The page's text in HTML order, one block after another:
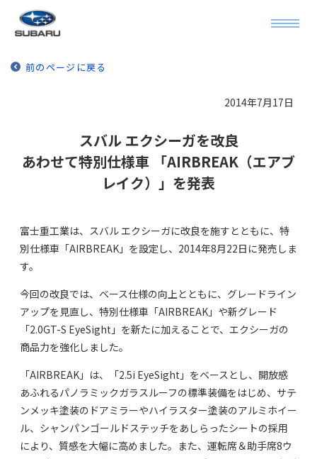
前のページに戻る
2014年7月17日
スバル エクシーガを改良
あわせて特別仕様車 「AIRBREAK（エアブ
レイク）」を発表
富士重工業は、スバル エクシーガに改良を施すとともに、特
別仕様車「AIRBREAK」を設定し、2014年8月22日に発売しま
す。
今回の改良では、ベース仕様の向上とともに、グレードライン
アップを見直し、特別仕様車「AIRBREAK」や新グレード
「2.0GT-S EyeSight」を新たに加えることで、エクシーガの
商品力を強化しました。
「AIRBREAK」は、「2.5i EyeSight」をベースとし、開放感
あふれるパノラミックガラスルーフの標準装備をはじめ、サテ
ンメッキ塗装のドアミラーやハイラスター塗装のアルミホイー
ル、シャンパンゴールドステッチをあしらったシートの採用
により、質感を大幅に高めました。また、運転席＆助手席8ウ